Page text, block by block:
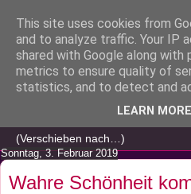
Sonntag, 3. Februar 2019
Wahre Schönheit
This site uses cookies from
and to analyze traffic. Your IP
shared with Google along with
metrics to ensure quality of
statistics, and to detect and
LEARN MORE